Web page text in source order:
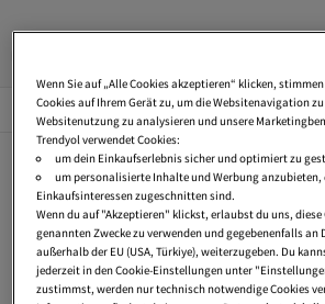
Beliebte Seiten
Herren Sweatjacken Sweatshirts Oversize
Hoodie Lang
Herren WanderbekleidungFleece Pullover
Herren Gold Ohrringe
Herren Leinenshorts
Wenn Sie auf „Alle Cookies akzeptieren“ klicken,
Cookies auf Ihrem Gerät zu, um die Websitenavigation
Websitenutzung zu analysieren und unsere
Trendyol verwendet Cookies:
um dein Einkaufserlebnis sicher und optimiert zu
um personalisierte Inhalte und Werbung anzubieten,
Einkaufsinteressen zugeschnitten sind.
Wenn du auf "Akzeptieren" klickst, erlaubst du uns, diese
genannten Zwecke zu verwenden und gegebenenfalls
außerhalb der EU (USA, Türkiye), weiterzugeben. Du
jederzeit in den Cookie-Einstellungen unter
zustimmst, werden nur technisch notwendige Cookies